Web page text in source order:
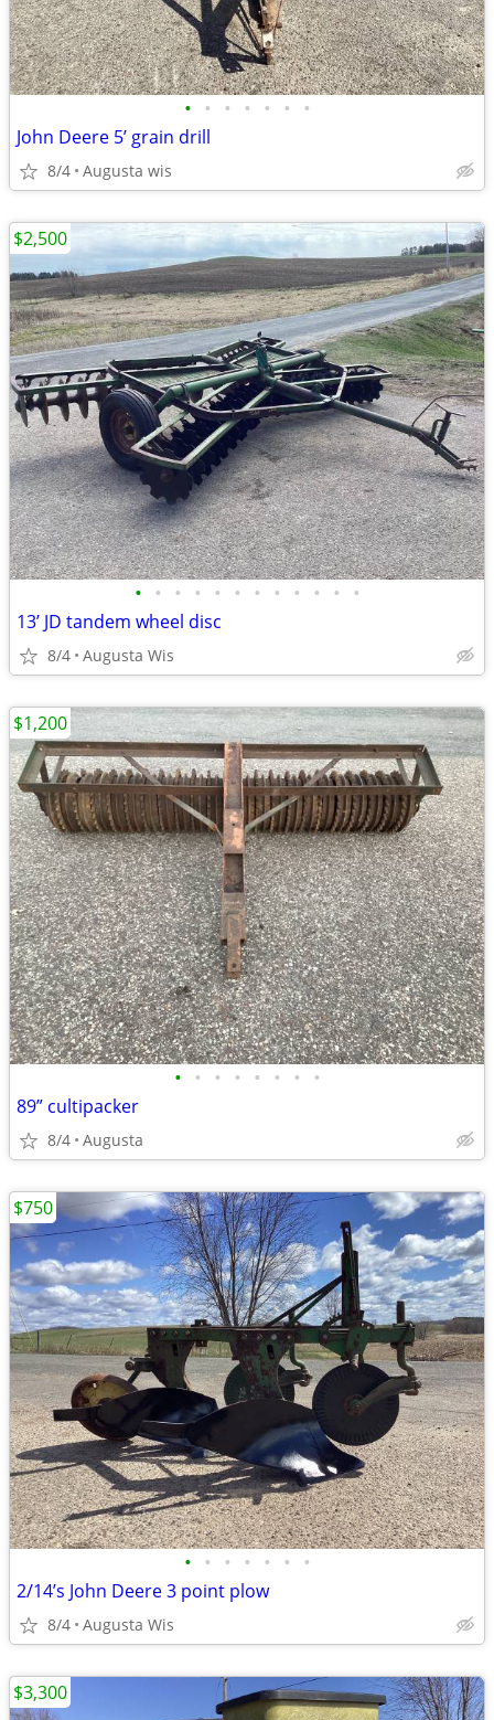
• • • • • • •
John Deere 5’ grain drill
8/4 Augusta wis
• • • • • • • • • • • •
13’ JD tandem wheel disc
8/4 Augusta Wis
$2,500
• • • • • • • •
89” cultipacker
8/4 Augusta
$1,200
• • • • • • •
2/14’s John Deere 3 point plow
8/4 Augusta Wis
$750
$3,300